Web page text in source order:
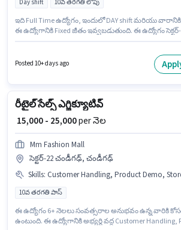
Day shift 10వ తరగతి లోపు
ఇది Full Time ఉద్యోగం, ఇందులో DAY shift మరియు
ఈ ఉద్యోగానికి Fixed జీతం ఇవ్వబడుతుంది. ఈ ఉద్యోగం
డిజైనర్ విభాగంలో Tailor గా చేరండి. ఈ ఉద్యోగానికి అభ్యర్థి
Posted 10+ days ago
రీటైల్ సేల్స్ ఎగ్జిక్యూటివ్
₹ 15,000 - 25,000per నెల
Mm Fashion Mall
సెక్టర్-22 చండీగఢ్, చండీగఢ్
Skills: Customer Handling, Product Demo, Store Inventory
10వ తరగతి పాస్
ఈ ఉద్యోగం 6+ నెలలు సంవత్సరాల అనుభవం ఉన్న వారికి
ఉంటుంది. ఈ ఉద్యోగానికి అభ్యర్థి వద్ద Customer Handling,